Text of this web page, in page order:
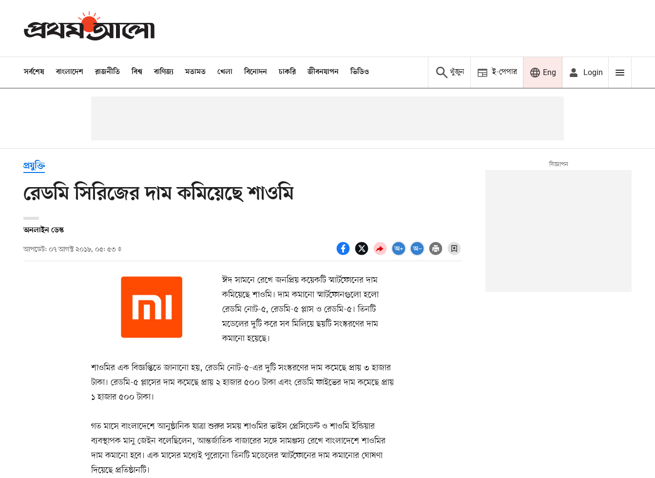
সর্বশেষ বাংলাদেশ রাজনীতি বিশ্ব বাণিজ্য মতামত খেলা বিনোদন চাকরি জীবনযাপন ভিডিও খুঁজুন ই-পেপার Eng Login
প্রযুক্তি
রেডমি সিরিজের দাম কমিয়েছে শাওমি
অনলাইন ডেস্ক
আপডেট: ০৭ আগস্ট ২০১৮, ০৫: ৫৩
ঈদ সামনে রেখে জনপ্রিয় কয়েকটি স্মার্টফোনের দাম
কমিয়েছে শাওমি। দাম কমানো স্মার্টফোনগুলো হলো
রেডমি নোট-৫, রেডমি-৫ প্লাস ও রেডমি-৫। তিনটি
মডেলের দুটি করে সব মিলিয়ে ছয়টি সংস্করণের দাম
কমানো হয়েছে।
শাওমির এক বিজ্ঞপ্তিতে জানানো হয়, রেডমি নোট-৫-এর দুটি সংস্করণের দাম কমেছে প্রায় ৩ হাজার
টাকা। রেডমি-৫ প্লাসের দাম কমেছে প্রায় ২ হাজার ৫০০ টাকা এবং রেডমি ফাইভের দাম কমেছে প্রায়
১ হাজার ৫০০ টাকা।
গত মাসে বাংলাদেশে আনুষ্ঠানিক যাত্রা শুরুর সময় শাওমির ভাইস প্রেসিডেন্ট ও শাওমি ইন্ডিয়ার
ব্যবস্থাপক মানু জেইন বলেছিলেন, আন্তর্জাতিক বাজারের সঙ্গে সামঞ্জস্য রেখে বাংলাদেশে শাওমির
দাম কমানো হবে। এক মাসের মধ্যেই পুরোনো তিনটি মডেলের স্মার্টফোনের দাম কমানোর ঘোষণা
দিয়েছে প্রতিষ্ঠানটি।